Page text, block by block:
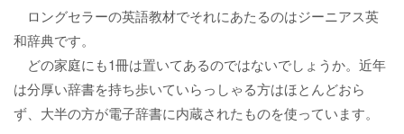
ロングセラーの英語教材でそれにあたるのはジーニアス英
和辞典です。
どの家庭にも1冊は置いてあるのではないでしょうか。近年
は分厚い辞書を持ち歩いていらっしゃる方はほとんどおら
ず、大半の方が電子辞書に内蔵されたものを使っています。